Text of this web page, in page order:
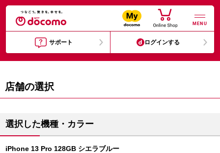
MENU
サポート ログインする
店舗の選択
選択した機種・カラー
iPhone 13 Pro 128GB シエラブルー